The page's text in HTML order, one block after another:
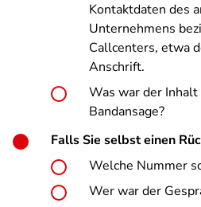
Kontaktdaten des
Unternehmens
Callcenters, etwa
Anschrift.
Was war der
Bandansage?
Falls Sie selbst einen
Welche Nummer
Wer war der